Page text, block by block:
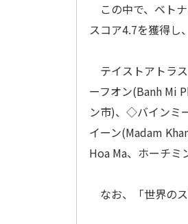
この中で、ベト
スコア4.7を獲得し
テイストアトラ
ーフオン(Banh Mi
ン市)、◇バインミ
イーン(Madam
Hoa Ma、ホーチ
なお、「世界の